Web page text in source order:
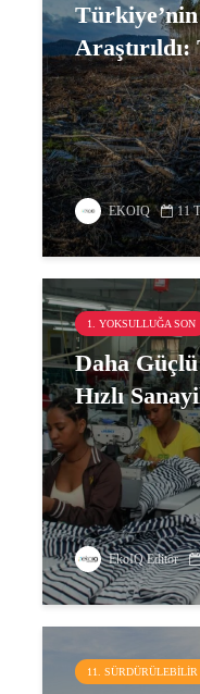
EKOIQ 11
1. YOKSULLUĞA SON
Daha
Hızlı
EkoIQ Editör
11.